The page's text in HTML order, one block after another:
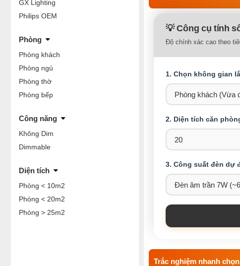
GX Lighting
Philips OEM
Phòng
Phòng khách
Phòng ngủ
Phòng thờ
Phòng bếp
Công năng
Không Dim
Dimmable
Diện tích
Phòng < 10m2
Phòng < 20m2
Phòng > 25m2
💡 Công cụ tính
Độ chính xác cao theo
1. Chọn không gian
2. Diện tích căn
3. Công suất đèn dự
Trắc nghiệm nhanh